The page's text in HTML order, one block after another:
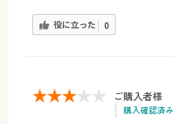
役に立った 0
ご購入者様
購入確認済み